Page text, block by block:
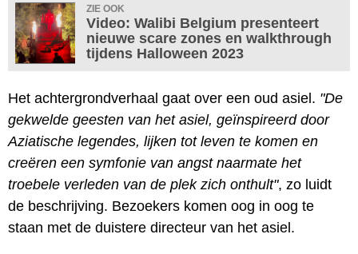
ZIE OOK
Video: Walibi Belgium presenteert
nieuwe scare zones en walkthrough
tijdens Halloween 2023
Het achtergrondverhaal gaat over een oud asiel. "De
gekwelde geesten van het asiel, geïnspireerd door
Aziatische legendes, lijken tot leven te komen en
creëren een symfonie van angst naarmate het
troebele verleden van de plek zich onthult", zo luidt
de beschrijving. Bezoekers komen oog in oog te
staan met de duistere directeur van het asiel.